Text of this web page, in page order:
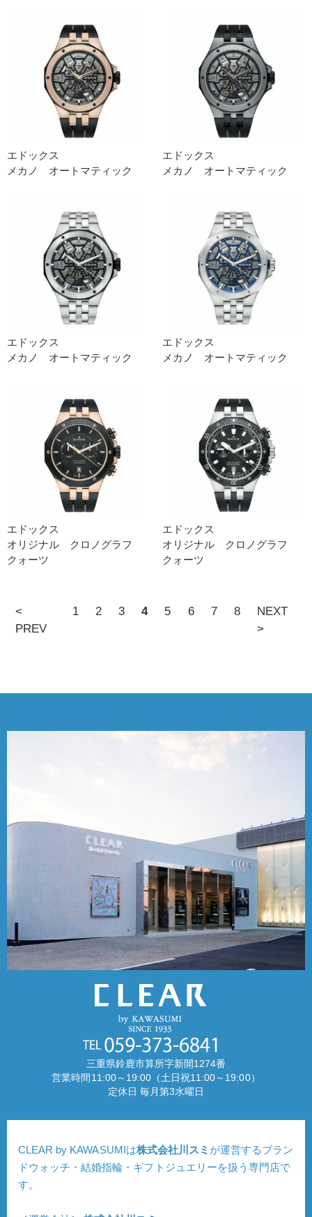
エドックス
メカノ オートマティック
エドックス
メカノ オートマティック
エドックス
メカノ オートマティック
エドックス
メカノ オートマティック
エドックス
オリジナル クロノグラフ
クォーツ
エドックス
オリジナル クロノグラフ
クォーツ
<
PREV
1 2 3 4 5 6 7 8
NEXT
>
三重県鈴鹿市算所字新開1274番
営業時間11:00～19:00（土日祝11:00～19:00）
定休日 毎月第3水曜日
CLEAR by KAWASUMIは株式会社川スミ が運営するブラン
ドウォッチ・結婚指輪・ギフトジュエリーを扱う専門店で
す。